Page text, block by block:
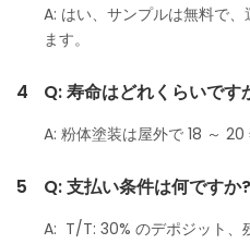
A: はい、サンプルは無料で
ます。
4 Q: 寿命はどれくらいです
A: 粉体塗装は屋外で 18 ～ 20
5 Q: 支払い条件は何ですか?
A: T/T: 30% のデポジット、